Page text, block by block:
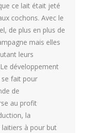
ce lait était jeté
cochons. Avec le
de plus en plus de
mais elles
leurs
développement
fait pour
de
au profit
la
à pour but